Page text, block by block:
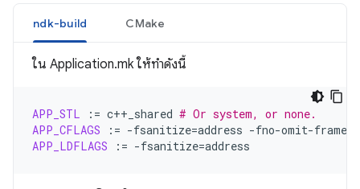
ndk-build CMake
ใน Application.mk ให้ทำดังนี้
APP_STL := c++_shared # Or system, or none.
APP_CFLAGS
:= -fsanitize=address
APP_LDFLAGS
:= -fsanitize=